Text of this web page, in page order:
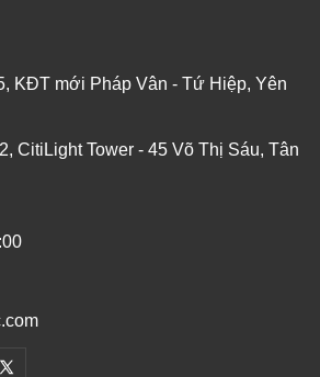
KĐT mới Pháp Vân - Tứ Hiệp, Yên
CitiLight Tower - 45 Võ Thị Sáu, Tân